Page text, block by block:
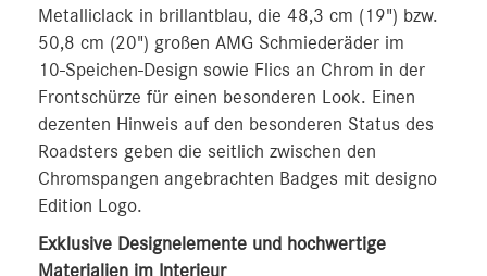
Metalliclack in brillantblau, die 48,3 cm (19") bzw.
50,8 cm (20") großen AMG Schmiederäder im
10‑Speichen-Design sowie Flics an Chrom in der
Frontschürze für einen besonderen Look. Einen
dezenten Hinweis auf den besonderen Status des
Roadsters geben die seitlich zwischen den
Chromspangen angebrachten Badges mit designo
Edition Logo.
Exklusive Designelemente und hochwertige
Materialien im Interieur